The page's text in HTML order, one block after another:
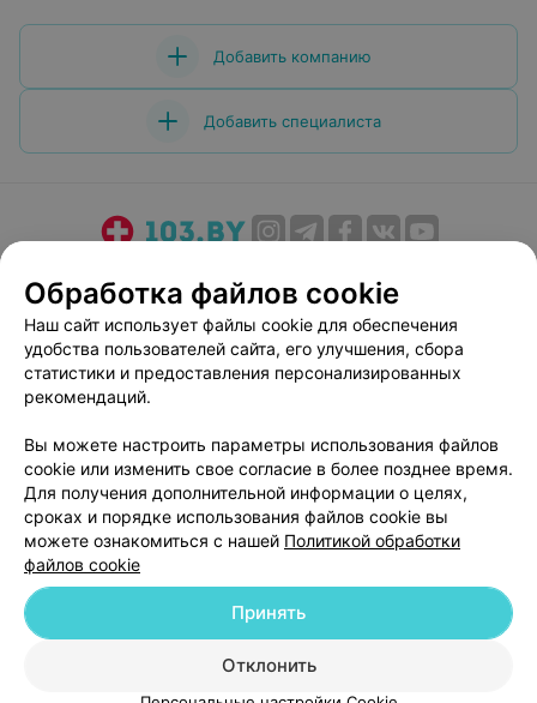
Добавить компанию
Добавить специалиста
Медицинский маркетинг
Публичный договор
Пользовательское соглашение
Способы оплаты
Вакансии
Партнеры
Написать руководителю 103.by
Персональные настройки cookie
Обработка персональных данных
© 2026 ООО «Артокс Лаб», УНП 191700409| 220012, Республика Беларусь,
г. Минск, улица Толбухина, 2, пом. 16 | help@103.by
Обработка файлов cookie
Наш сайт использует файлы cookie для обеспечения
удобства пользователей сайта, его улучшения, сбора
статистики и предоставления персонализированных
рекомендаций.
Вы можете настроить параметры использования файлов
cookie или изменить свое согласие в более позднее время.
Для получения дополнительной информации о целях,
сроках и порядке использования файлов cookie вы
можете ознакомиться с нашей Политикой обработки
файлов cookie
Отклонить
Принять